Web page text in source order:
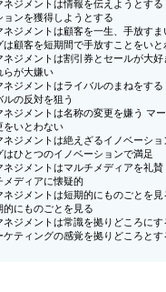
ジメントは情報を伝えようとする
ョンを獲得しようとする
ジメントは顧客を一生、手放すま
は顧客を短期間で手放すことをいと
ジメントは割引券とセールが大好
らが大嫌い
ジメントはライバルのまねをする
の反対を狙う
ジメントは名称の変更を嫌う マ
をいとわない
ジメントは絶えざるイノベーショ
はひとつのイノベーションで満足
ジメントはマルチメディアを礼賛
メディアに懐疑的
ジメントは短期的にものごとを見
的にものごとを見る
ジメントは常識を拠りどころにす
ケティングの感覚を拠りどころとす